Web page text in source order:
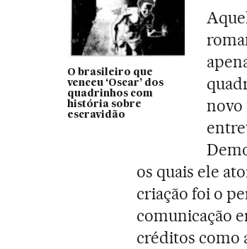
O brasileiro que
venceu ‘Oscar’ dos
quadrinhos com
história sobre
escravidão
novo
os quais ele
criação foi o
comunicação
créditos como